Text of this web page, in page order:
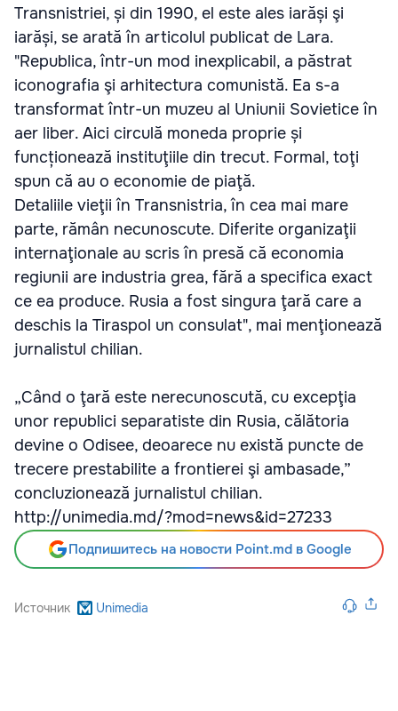
Transnistriei, și din 1990, el este ales iarăși şi
iarăși, se arată în articolul publicat de Lara.
"Republica, într-un mod inexplicabil, a păstrat
iconografia şi arhitectura comunistă. Ea s-a
transformat într-un muzeu al Uniunii Sovietice în
aer liber. Aici circulă moneda proprie și
funcționează instituţiile din trecut. Formal, toţi
spun că au o economie de piaţă.
Detaliile vieţii în Transnistria, în cea mai mare
parte, rămân necunoscute. Diferite organizaţii
internaţionale au scris în presă că economia
regiunii are industria grea, fără a specifica exact
ce ea produce. Rusia a fost singura ţară care a
deschis la Tiraspol un consulat", mai menţionează
jurnalistul chilian.
„Când o ţară este nerecunoscută, cu excepţia
unor republici separatiste din Rusia, călătoria
devine o Odisee, deoarece nu există puncte de
trecere prestabilite a frontierei şi ambasade,”
concluzionează jurnalistul chilian.
http://unimedia.md/?mod=news&id=27233
Подпишитесь на новости Point.md в Google
Источник Unimedia